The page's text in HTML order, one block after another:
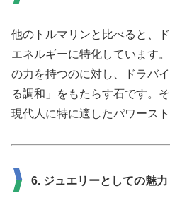
他のトルマリンと比べると、
エネルギーに特化しています
の力を持つのに対し、ドラバ
る調和」をもたらす石です。
現代人に特に適したパワース
6. ジュエリーとしての魅力